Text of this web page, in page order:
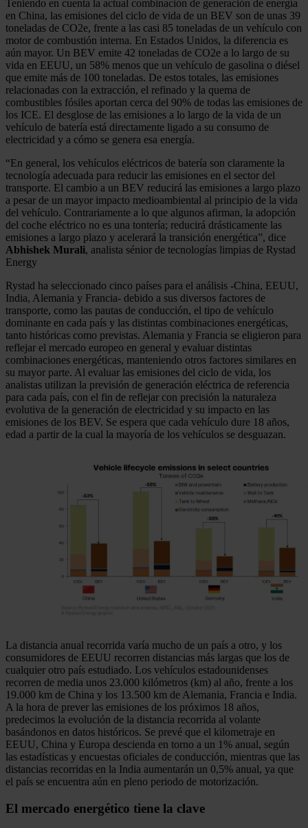
Teniendo en cuenta la actual combinación de generación de energía
en China, las emisiones del ciclo de vida de un BEV son de unas 39
toneladas de CO2e, frente a las casi 85 toneladas de un vehículo con
motor de combustión interna. En Estados Unidos, la diferencia es
aún mayor. Un BEV emite 42 toneladas de CO2e a lo largo de su
vida en EEUU, un 58% menos que un vehículo de gasolina o diésel
que emite más de 100 toneladas. De estos totales, las emisiones
relacionadas con la extracción, el refinado y la quema de
combustibles fósiles aportan cerca del 90% de todas las emisiones de
los ICE. El desglose de las emisiones a lo largo de la vida de un
vehículo de batería está directamente ligado a su consumo de
electricidad y a cómo se genera esa energía.
“En general, los vehículos eléctricos de batería son claramente la
tecnología adecuada para reducir las emisiones en el sector del
transporte. El cambio a un BEV reducirá las emisiones a largo plazo
a pesar de un mayor impacto medioambiental al principio de la vida
del vehículo. Contrariamente a lo que algunos afirman, la adopción
del coche eléctrico no es una tontería; reducirá drásticamente las
emisiones a largo plazo y acelerará la transición energética”, dice
Abhishek Murali, analista sénior de tecnologías limpias de Rystad
Energy
Rystad ha seleccionado cinco países para el análisis -China, EEUU,
India, Alemania y Francia- debido a sus diversos factores de
transporte, como las pautas de conducción, el tipo de vehículo
dominante en cada país y las distintas combinaciones energéticas,
tanto históricas como previstas. Alemania y Francia se eligieron para
reflejar el mercado europeo en general y evaluar distintas
combinaciones energéticas, manteniendo otros factores similares en
su mayor parte. Al evaluar las emisiones del ciclo de vida, los
analistas utilizan la previsión de generación eléctrica de referencia
para cada país, con el fin de reflejar con precisión la naturaleza
evolutiva de la generación de electricidad y su impacto en las
emisiones de los BEV. Se espera que cada vehículo dure 18 años,
edad a partir de la cual la mayoría de los vehículos se desguazan.
La distancia anual recorrida varía mucho de un país a otro, y los
consumidores de EEUU recorren distancias más largas que los de
cualquier otro país estudiado. Los vehículos estadounidenses
recorren de media unos 23.000 kilómetros (km) al año, frente a los
19.000 km de China y los 13.500 km de Alemania, Francia e India.
A la hora de prever las emisiones de los próximos 18 años,
predecimos la evolución de la distancia recorrida al volante
basándonos en datos históricos. Se prevé que el kilometraje en
EEUU, China y Europa descienda en torno a un 1% anual, según
las estadísticas y encuestas oficiales de conducción, mientras que las
distancias recorridas en la India aumentarán un 0,5% anual, ya que
el país se encuentra aún en pleno periodo de motorización.
El mercado energético tiene la clave